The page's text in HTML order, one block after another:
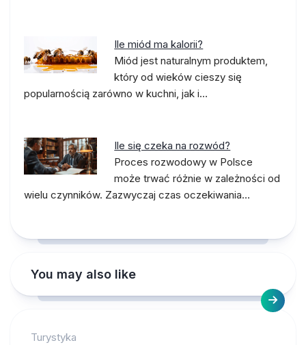
Ile miód ma kalorii?
Miód jest naturalnym produktem,
który od wieków cieszy się
popularnością zarówno w kuchni, jak i…
Ile się czeka na rozwód?
Proces rozwodowy w Polsce
może trwać różnie w zależności od
wielu czynników. Zazwyczaj czas oczekiwania…
You may also like
Turystyka